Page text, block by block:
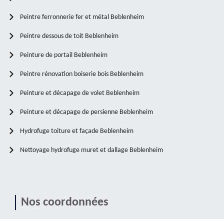
Peintre ferronnerie fer et métal Beblenheim
Peintre dessous de toit Beblenheim
Peinture de portail Beblenheim
Peintre rénovation boiserie bois Beblenheim
Peinture et décapage de volet Beblenheim
Peinture et décapage de persienne Beblenheim
Hydrofuge toiture et façade Beblenheim
Nettoyage hydrofuge muret et dallage Beblenheim
Nos coordonnées